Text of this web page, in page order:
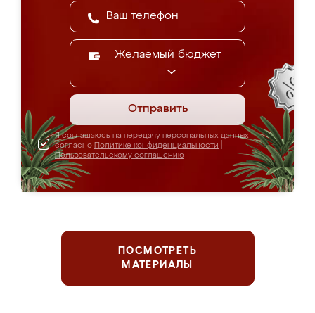
Желаемый бюджет
Отправить
Я соглашаюсь на передачу персональных данных
согласно Политике конфиденциальности
Пользовательскому соглашению
ПОСМОТРЕТЬ
МАТЕРИАЛЫ